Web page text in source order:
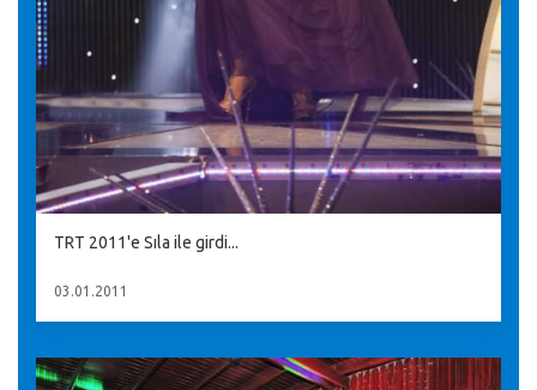
TRT 2011'e Sıla ile girdi...
03.01.2011